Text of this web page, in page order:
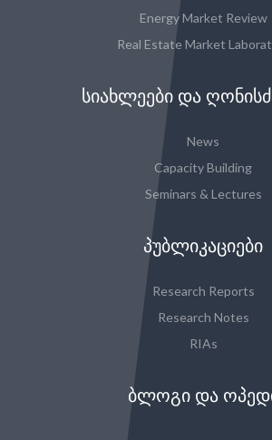
Energy Market Review
Real Estate Market
ᲡᲘᲐᲮᲚᲔᲔᲑᲘ ᲓᲐ
News
Capacity Building
Seminars & Lectures
ᲞᲣᲑᲚᲘᲙᲐᲪᲘᲔᲑᲘ
Research Reports
Research Notes
RIAs
ᲑᲚᲝᲒᲘ ᲓᲐ